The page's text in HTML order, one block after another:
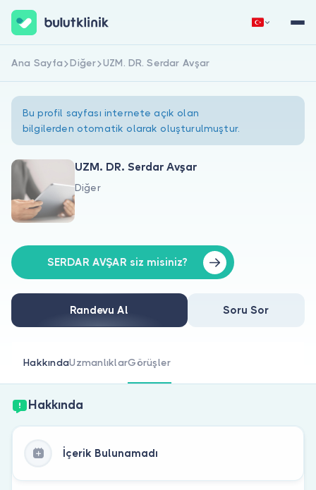
Hakkımızda
Doktorlar için
Doktor musunuz?
Hemen Kaydol
Ana Sayfa Diğer UZM. DR. Serdar Avşar
Bu profil sayfası internete açık olan
bilgilerden otomatik olarak oluşturulmuştur.
UZM. DR. Serdar Avşar
Diğer
SERDAR AVŞAR siz misiniz?
Randevu Al Soru Sor
HakkındaUzmanlıklarGörüşler
Hakkında
İçerik Bulunamadı